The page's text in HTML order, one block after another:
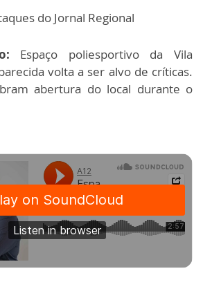
do Jornal Regional
Espaço poliesportivo da Vila
volta a ser alvo de críticas.
abertura do local durante o